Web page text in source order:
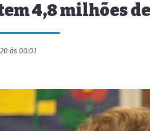
4,8 milhões
às 00:01